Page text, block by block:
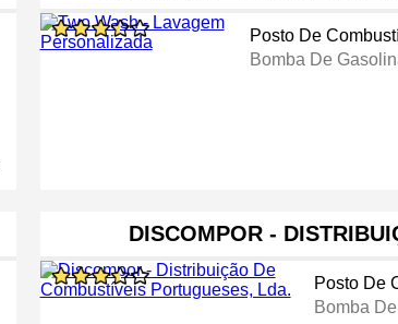
Posto De
Bomba De
DISCOMPOR -
Posto De
Bomba